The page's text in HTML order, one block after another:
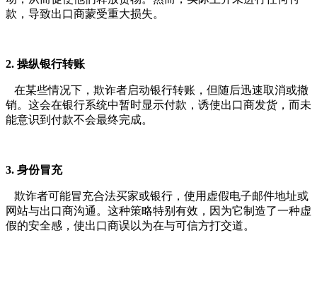
款，导致出口商蒙受重大损失。
2. 操纵银行转账
在某些情况下，欺诈者启动银行转账，但随后迅速取消或撤
销。这会在银行系统中暂时显示付款，诱使出口商发货，而未
能意识到付款不会最终完成。
3. 身份冒充
欺诈者可能冒充合法买家或银行，使用虚假电子邮件地址或
网站与出口商沟通。这种策略特别有效，因为它制造了一种虚
假的安全感，使出口商误以为在与可信方打交道。